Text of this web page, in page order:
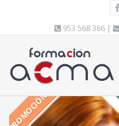
953 568 366 |
PROMOCIÓN